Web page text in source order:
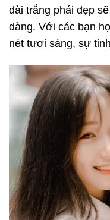
dài trắng phái đẹp
dàng. Với các bạn
nét tươi sáng, sự